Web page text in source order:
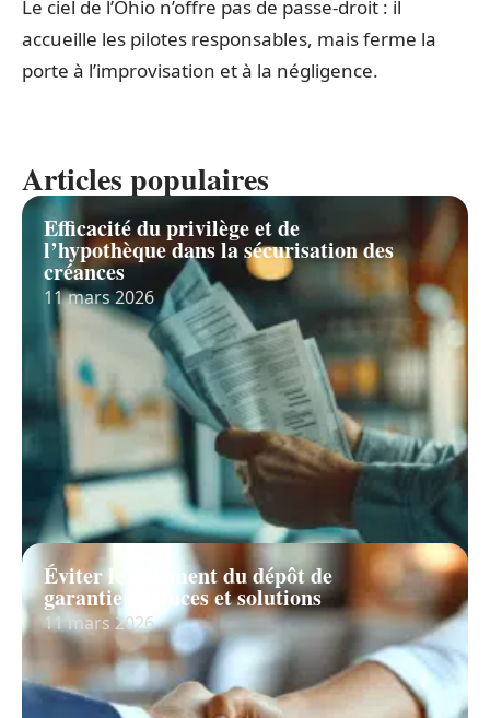
Le ciel de l’Ohio n’offre pas de passe-droit : il
accueille les pilotes responsables, mais ferme la
porte à l’improvisation et à la négligence.
Articles populaires
Efficacité du privilège et de
l’hypothèque dans la sécurisation des
créances
11 mars 2026
Éviter le paiement du dépôt de
garantie : astuces et solutions
11 mars 2026